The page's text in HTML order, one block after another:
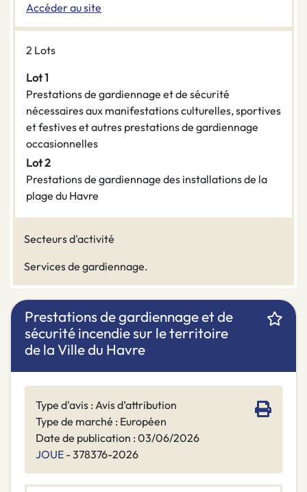
Accéder au site
2 Lots
Lot 1
Prestations de gardiennage et de sécurité
nécessaires aux manifestations culturelles, sportives
et festives et autres prestations de gardiennage
occasionnelles
Lot 2
Prestations de gardiennage des installations de la
plage du Havre
Secteurs d'activité
Services de gardiennage.
Prestations de gardiennage et de
sécurité incendie sur le territoire
de la Ville du Havre
Type d'avis : Avis d’attribution
Type de marché : Européen
Date de publication : 03/06/2026
JOUE - 378376-2026